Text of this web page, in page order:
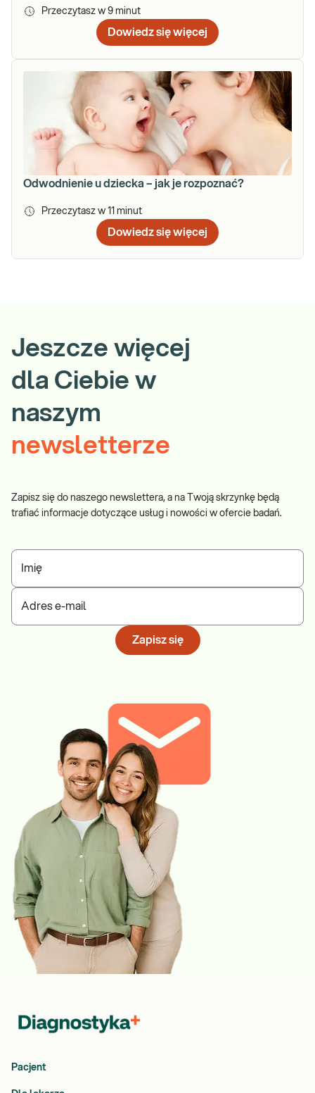
Przeczytasz w 9 minut
Dowiedz się więcej
Odwodnienie u dziecka – jak je rozpoznać?
Przeczytasz w 11 minut
Dowiedz się więcej
Jeszcze więcej
dla Ciebie w
naszym
newsletterze
Zapisz się do naszego newslettera, a na Twoją skrzynkę będą
trafiać informacje dotyczące usług i nowości w ofercie badań.
Imię
Adres e-mail
Zapisz się
Pacjent